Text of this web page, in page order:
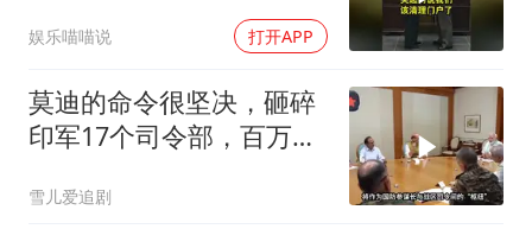
娱乐喵喵说 打开APP
莫迪的命令很坚决，砸碎
印军17个司令部，百万印
雪儿爱追剧